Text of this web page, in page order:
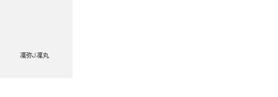
凜弥J凜丸